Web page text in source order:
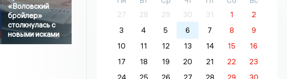
«Воловский
бройлер»
столкнулась с
новыми исками
27
28 29 30 31 1
2
3
4 5 6 7 8
9
10
11 12 13 14 15
16
17
18 19 20 21 22
23